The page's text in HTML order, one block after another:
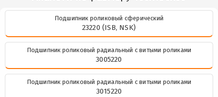
Подшипник роликовый сферический
23220 (ISB, NSK)
Подшипник роликовый радиальный с витыми роликами
3005220
Подшипник роликовый радиальный с витыми роликами
3015220